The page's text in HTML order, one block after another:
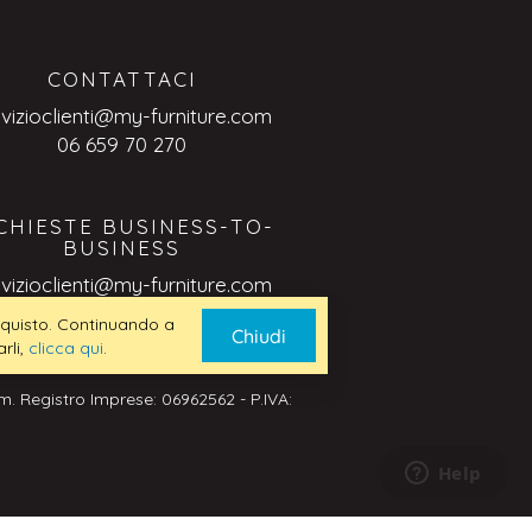
CONTATTACI
furniture.com
06 659 70 270
BUSINESS-TO-
BUSINESS
furniture.com
Registro Imprese: 06962562 - P.IVA:
Continuando a
clicca qui Chiudi